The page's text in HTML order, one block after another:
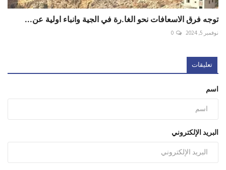
توجه فرق الاسعافات نحو الغا.رة في الجية وانباء اولية عن...
نوفمبر 5, 2024 0
تعليقات
اسم
البريد الإلكتروني